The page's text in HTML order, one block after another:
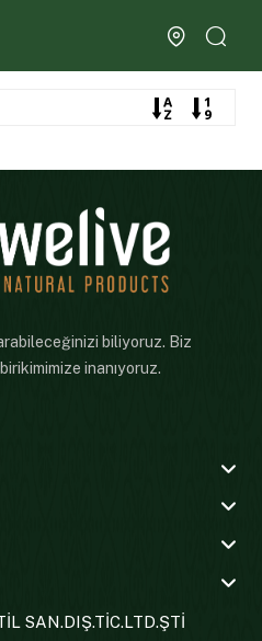
biliyoruz. Biz
inanıyoruz.
SAN.DIŞ.TİC.LTD.ŞTİ